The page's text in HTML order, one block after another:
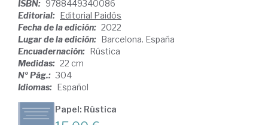
ISBN: 9788449340086
Editorial: Editorial Paidós
Fecha de la edición: 2022
Lugar de la edición: Barcelona. España
Encuadernación: Rústica
Medidas: 22 cm
Nº Pág.: 304
Idiomas: Español
Papel: Rústica